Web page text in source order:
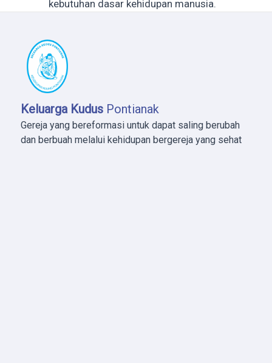
kebutuhan dasar kehidupan manusia.
Keluarga Kudus Pontianak
Gereja yang bereformasi untuk dapat saling berubah
dan berbuah melalui kehidupan bergereja yang sehat